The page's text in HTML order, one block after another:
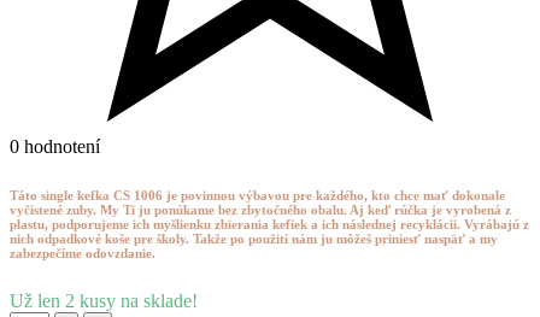
0 hodnotení
Táto single kefka CS 1006 je povinnou výbavou pre každého, kto chce mať dokonale
vyčistené zuby. My Ti ju ponúkame bez zbytočného obalu. Aj keď rúčka je vyrobená z
plastu, podporujeme ich myšlienku zbierania kefiek a ich následnej recyklácii. Vyrábajú z
nich odpadkové koše pre školy. Takže po použití nám ju môžeš priniesť naspäť a my
zabezpečíme odovzdanie.
Už len 2 kusy na sklade!